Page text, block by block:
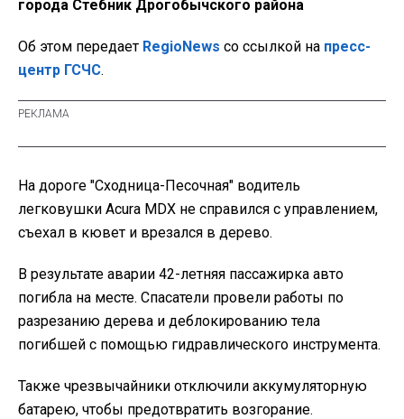
города Стебник Дрогобычского района
Об этом передает RegioNews со ссылкой на пресс-
центр ГСЧС.
На дороге "Сходница-Песочная" водитель
легковушки Acura MDX не справился с управлением,
съехал в кювет и врезался в дерево.
В результате аварии 42-летняя пассажирка авто
погибла на месте. Спасатели провели работы по
разрезанию дерева и деблокированию тела
погибшей с помощью гидравлического инструмента.
Также чрезвычайники отключили аккумуляторную
батарею, чтобы предотвратить возгорание.